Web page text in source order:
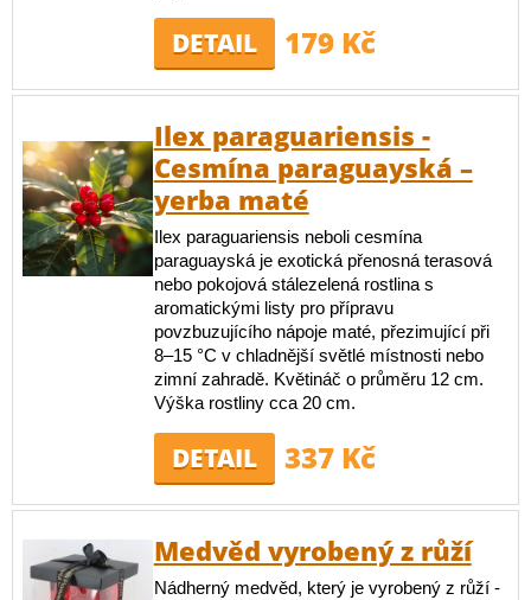
DETAIL 179 Kč
Ilex paraguariensis -
Cesmína paraguayská –
yerba maté
Ilex paraguariensis neboli cesmína
paraguayská je exotická přenosná terasová
nebo pokojová stálezelená rostlina s
aromatickými listy pro přípravu
povzbuzujícího nápoje maté, přezimující při
8–15 °C v chladnější světlé místnosti nebo
zimní zahradě. Květináč o průměru 12 cm.
Výška rostliny cca 20 cm.
DETAIL 337 Kč
Medvěd vyrobený z růží
Nádherný medvěd, který je vyrobený z růží -